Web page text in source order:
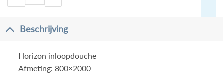
Beschrijving
Horizon inloopdouche
Afmeting: 800×2000